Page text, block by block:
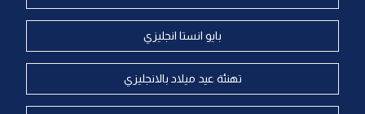
بايو انستا انجليزي
تهنئة عيد ميلاد بالانجليزي